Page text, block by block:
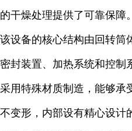
的干燥处理提供了可靠保障。
该设备的核心结构由回转筒
密封装置、加热系统和控制
采用特殊材质制造，能够承
不变形，内部设有精心设计